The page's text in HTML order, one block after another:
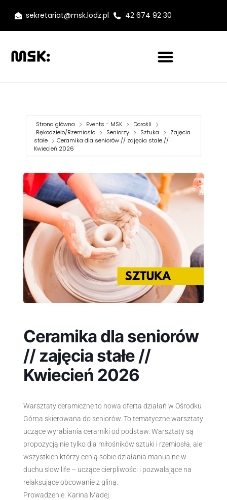
sekretariat@msk.lodz.pl 42 674 92 30
Strona główna Events - MSK
Dorośli
Rękodzieło/Rzemiosło
Seniorzy Sztuka
Zajęcia
stałe
Ceramika dla seniorów // zajęcia stałe //
Kwiecień 2026
Ceramika dla seniorów
// zajęcia stałe //
Kwiecień 2026
Warsztaty ceramiczne to nowa oferta działań w Ośrodku
Górna skierowana do seniorów. To tematyczne warsztaty
uczące wyrabiania ceramiki od podstaw. Warsztaty są
propozycją nie tylko dla miłośników sztuki i rzemiosła, ale
wszystkich którzy cenią sobie działania manualne w
duchu slow life – uczące cierpliwości i pozwalające na
relaksujące obcowanie z gliną.
Prowadzenie: Karina Madej